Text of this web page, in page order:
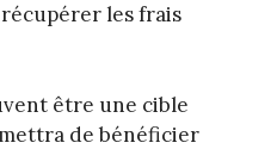
les frais
être une cible
de bénéficier